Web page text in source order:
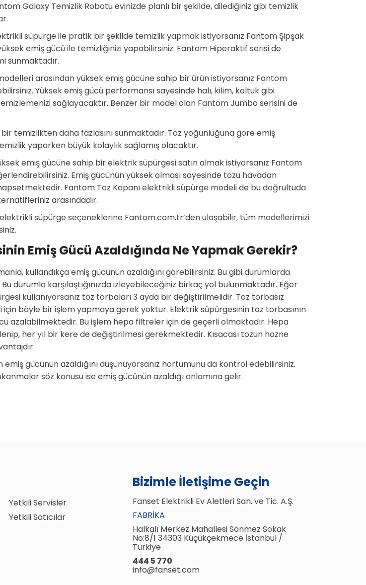
Galaxy Temizlik Robotu evinizde planlı bir şekilde, dilediğiniz gibi temizlik
süpürge ile pratik bir şekilde temizlik yapmak istiyorsanız Fantom Şipşak
emiş gücü ile temizliğinizi yapabilirsiniz. Fantom Hiperaktif serisi de
sunmaktadır.
arasından yüksek emiş gücüne sahip bir ürün istiyorsanız Fantom
Yüksek emiş gücü performansı sayesinde halı, kilim, koltuk gibi
sağlayacaktır. Benzer bir model olan Fantom Jumbo serisini de
temizlikten daha fazlasını sunmaktadır. Toz yoğunluğuna göre emiş
yaparken büyük kolaylık sağlamış olacaktır.
emiş gücüne sahip bir elektrik süpürgesi satın almak istiyorsanız Fantom
Emiş gücünün yüksek olması sayesinde tozu havadan
Fantom Toz Kapanı elektrikli süpürge modeli de bu doğrultuda
arasındadır.
süpürge seçeneklerine Fantom.com.tr’den ulaşabilir, tüm modellerimizi
Emiş Gücü Azaldığında Ne Yapmak Gerekir?
kullandıkça emiş gücünün azaldığını görebilirsiniz. Bu gibi durumlarda
durumla karşılaştığınızda izleyebileceğiniz birkaç yol bulunmaktadır. Eğer
kullanıyorsanız toz torbaları 3 ayda bir değiştirilmelidir. Toz torbasız
böyle bir işlem yapmaya gerek yoktur. Elektrik süpürgesinin toz torbasının
azalabilmektedir. Bu işlem hepa filtreler için de geçerli olmaktadır. Hepa
her yıl bir kere de değiştirilmesi gerekmektedir. Kısacası tozun hazne
gücünün azaldığını düşünüyorsanız hortumunu da kontrol edebilirsiniz.
söz konusu ise emiş gücünün azaldığı anlamına gelir.
Yetkili Servisler
Yetkili Satıcılar
Bizimle İletişime Geçin
Fanset Elektrikli Ev Aletleri San. ve Tic. A.Ş.
FABRIKA
Halkalı Merkez Mahallesi Sönmez Sokak
No:8/1 34303 Küçükçekmece İstanbul /
Türkiye
444 5 770
info@fanset.com